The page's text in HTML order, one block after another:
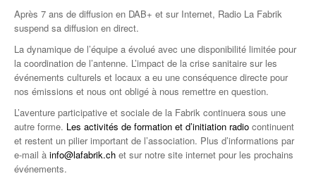
Après 7 ans de diffusion en DAB+ et sur Internet, Radio La Fabrik
suspend sa diffusion en direct.
La dynamique de l’équipe a évolué avec une disponibilité limitée pour
la coordination de l’antenne. L’impact de la crise sanitaire sur les
événements culturels et locaux a eu une conséquence directe pour
nos émissions et nous ont obligé à nous remettre en question.
L’aventure participative et sociale de la Fabrik continuera sous une
autre forme. Les activités de formation et d’initiation radio continuent
et restent un pilier important de l’association. Plus d’informations par
e-mail à info@lafabrik.ch et sur notre site internet pour les prochains
événements.